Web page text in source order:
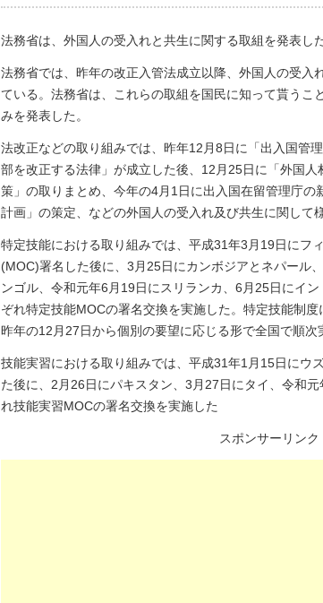
法務省は、外国人の受入れと共生に関する取組を発表した
法務省では、昨年の改正入管法成立以降、外国人の受入
ている。法務省は、これらの取組を国民に知って貰うこ
みを発表した。
法改正などの取り組みでは、昨年12月8日に「出入国管
部を改正する法律」が成立した後、12月25日に「外国
策」の取りまとめ、今年の4月1日に出入国在留管理庁の
計画」の策定、などの外国人の受入れ及び共生に関して
特定技能における取り組みでは、平成31年3月19日にフ
(MOC)署名した後に、3月25日にカンボジアとネパール
ンゴル、令和元年6月19日にスリランカ、6月25日にイ
ぞれ特定技能MOCの署名交換を実施した。特定技能制度
昨年の12月27日から個別の要望に応じる形で全国で順次
技能実習における取り組みでは、平成31年1月15日にウ
た後に、2月26日にパキスタン、3月27日にタイ、令和
れ技能実習MOCの署名交換を実施した
スポンサーリンク